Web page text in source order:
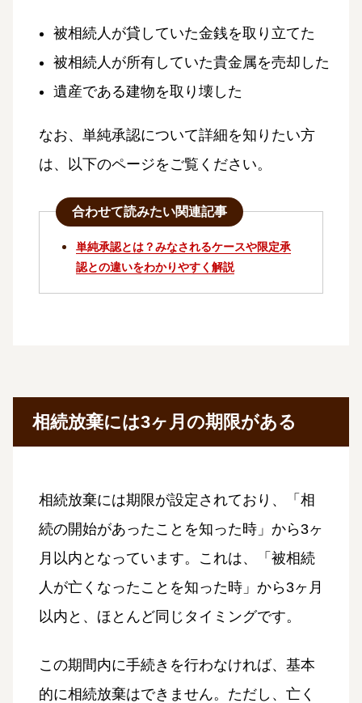
被相続人が貸していた金銭を取り立てた
被相続人が所有していた貴金属を売却した
遺産である建物を取り壊した
なお、単純承認について詳細を知りたい方
は、以下のページをご覧ください。
合わせて読みたい関連記事
単純承認とは？みなされるケースや限定承
認との違いをわかりやすく解説
相続放棄には3ヶ月の期限がある
相続放棄には期限が設定されており、「相
続の開始があったことを知った時」から3ヶ
月以内となっています。これは、「被相続
人が亡くなったことを知った時」から3ヶ月
以内と、ほとんど同じタイミングです。
この期間内に手続きを行わなければ、基本
的に相続放棄はできません。ただし、亡く